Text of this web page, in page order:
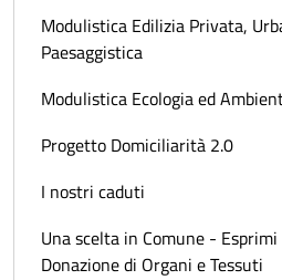
Modulistica Edilizia Privata,
Paesaggistica
Modulistica Ecologia ed
Progetto Domiciliarità 2.0
I nostri caduti
Una scelta in Comune -
Donazione di Organi e Tessuti